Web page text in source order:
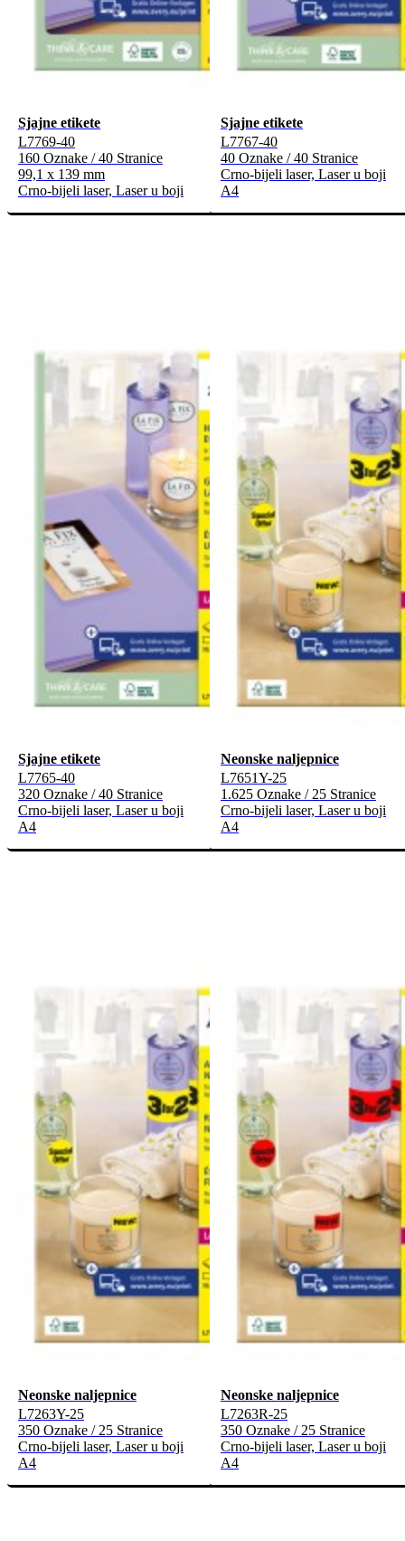
Sjajne etikete
L7769-40
160 Oznake / 40 Stranice
99,1 x 139 mm
Crno-bijeli laser, Laser u boji
Sjajne etikete
L7767-40
40 Oznake / 40 Stranice
Crno-bijeli laser, Laser u boji
A4
Sjajne etikete
L7765-40
320 Oznake / 40 Stranice
Crno-bijeli laser, Laser u boji
A4
Neonske naljepnice
L7651Y-25
1.625 Oznake / 25 Stranice
Crno-bijeli laser, Laser u boji
A4
Neonske naljepnice
L7263Y-25
350 Oznake / 25 Stranice
Crno-bijeli laser, Laser u boji
A4
Neonske naljepnice
L7263R-25
350 Oznake / 25 Stranice
Crno-bijeli laser, Laser u boji
A4